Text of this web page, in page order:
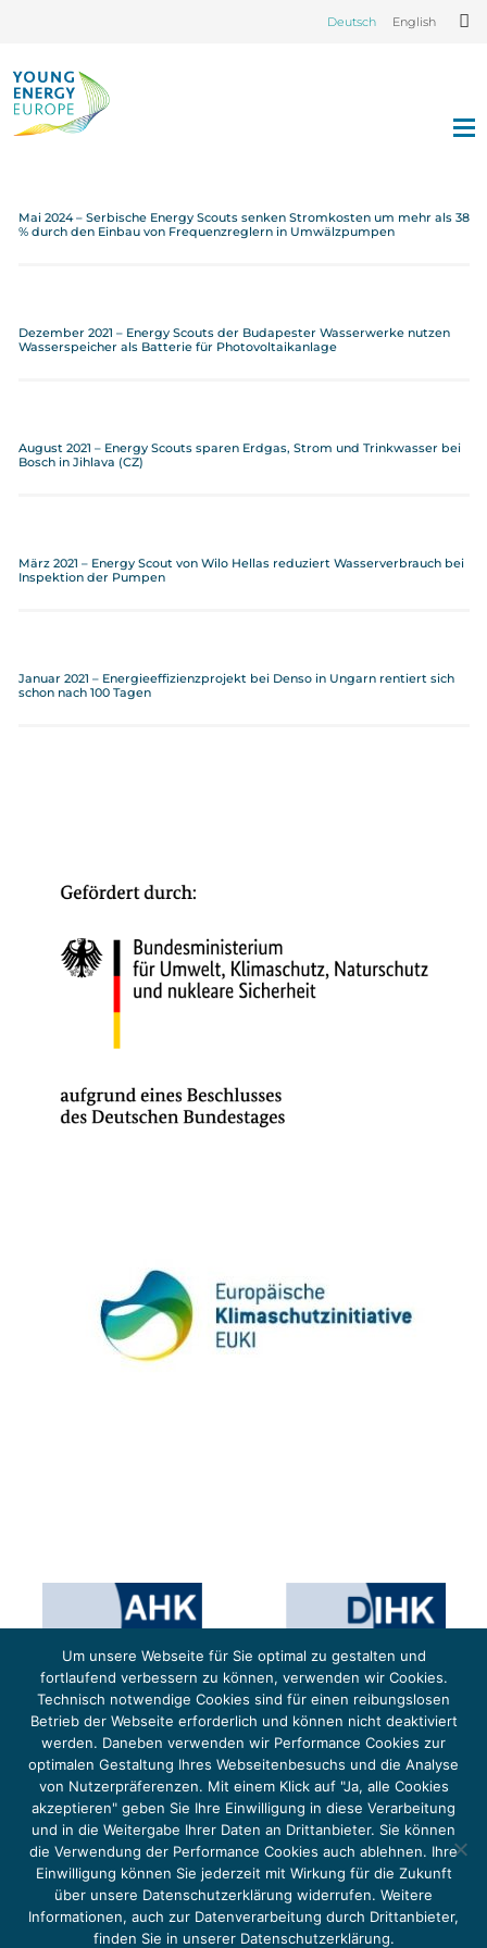
Deutsch English
Mai 2024 – Serbische Energy Scouts senken Stromkosten um mehr als 38
% durch den Einbau von Frequenzreglern in Umwälzpumpen
Dezember 2021 – Energy Scouts der Budapester Wasserwerke nutzen
Wasserspeicher als Batterie für Photovoltaikanlage
August 2021 – Energy Scouts sparen Erdgas, Strom und Trinkwasser bei
Bosch in Jihlava (CZ)
März 2021 – Energy Scout von Wilo Hellas reduziert Wasserverbrauch bei
Inspektion der Pumpen
Januar 2021 – Energieeffizienzprojekt bei Denso in Ungarn rentiert sich
schon nach 100 Tagen
Das Projekt YOUNG ENERGY EUROPE wird gefördert durch die Europäische Klimaschutzinitiative (EUKI).
Die EUKI ist ein Förderinstrument des deutschen Bundesministeriums für Umwelt, Klimaschutz,
Naturschutz und nukleare Sicherheit (BMUKN). Übergeordnetes Ziel der EUKI ist eine Intensivierung des
grenzüberschreitenden Dialogs sowie des Wissens- und Erfahrungsaustauschs in der Europäischen Union,
um gemeinsam die Umsetzung des Paris Abkommens voranzutreiben.
Copyright 2026, Young Energy Europe
Um unsere Webseite für Sie optimal zu gestalten und
fortlaufend verbessern zu können, verwenden wir Cookies.
Technisch notwendige Cookies sind für einen reibungslosen
Betrieb der Webseite erforderlich und können nicht deaktiviert
werden. Daneben verwenden wir Performance Cookies zur
optimalen Gestaltung Ihres Webseitenbesuchs und die Analyse
von Nutzerpräferenzen. Mit einem Klick auf "Ja, alle Cookies
akzeptieren" geben Sie Ihre Einwilligung in diese Verarbeitung
und in die Weitergabe Ihrer Daten an Drittanbieter. Sie können
die Verwendung der Performance Cookies auch ablehnen. Ihre
Einwilligung können Sie jederzeit mit Wirkung für die Zukunft
über unsere Datenschutzerklärung widerrufen. Weitere
Informationen, auch zur Datenverarbeitung durch Drittanbieter,
finden Sie in unserer Datenschutzerklärung.